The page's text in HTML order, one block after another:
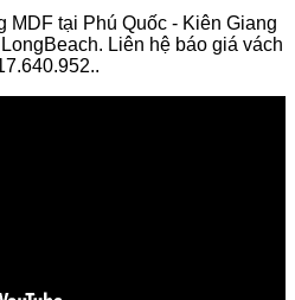
MDF tại Phú Quốc - Kiên Giang
Liên hệ báo giá vách